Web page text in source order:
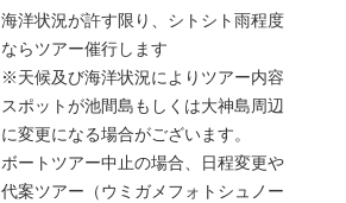
海洋状況が許す限り、シトシト雨程度
ならツアー催行します
※天候及び海洋状況によりツアー内容
スポットが池間島もしくは大神島周辺
に変更になる場合がございます。
ボートツアー中止の場合、日程変更や
代案ツアー（ウミガメフォトシュノー